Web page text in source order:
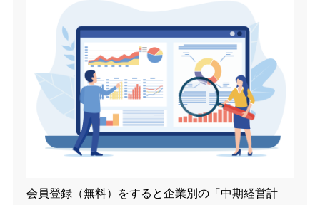
会員登録（無料）をすると企業別の「中期経営計